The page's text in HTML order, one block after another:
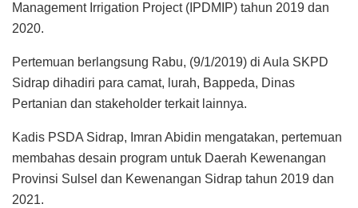
Management Irrigation Project (IPDMIP) tahun 2019 dan
2020.
Pertemuan berlangsung Rabu, (9/1/2019) di Aula SKPD
Sidrap dihadiri para camat, lurah, Bappeda, Dinas
Pertanian dan stakeholder terkait lainnya.
Kadis PSDA Sidrap, Imran Abidin mengatakan, pertemuan
membahas desain program untuk Daerah Kewenangan
Provinsi Sulsel dan Kewenangan Sidrap tahun 2019 dan
2021.